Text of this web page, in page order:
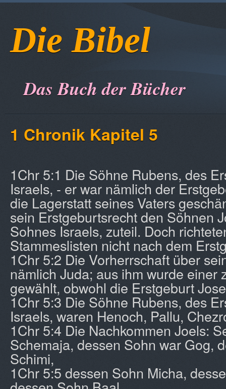
Die Bibel
Das Buch der Bücher
1 Chronik Kapitel 5
1Chr 5:1 Die Söhne Rubens, des
Israels, - er war nämlich der
die Lagerstatt seines Vaters
sein Erstgeburtsrecht den Söhnen
Sohnes Israels, zuteil. Doch
Stammeslisten nicht nach dem
1Chr 5:2 Die Vorherrschaft über
nämlich Juda; aus ihm wurde einer
gewählt, obwohl die Erstgeburt
1Chr 5:3 Die Söhne Rubens, des
Israels, waren Henoch, Pallu,
1Chr 5:4 Die Nachkommen Joels:
Schemaja, dessen Sohn war Gog,
Schimi,
1Chr 5:5 dessen Sohn Micha,